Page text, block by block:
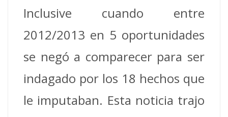
Inclusive cuando entre
2012/2013 en 5 oportunidades
se negó a comparecer para ser
indagado por los 18 hechos que
le imputaban. Esta noticia trajo